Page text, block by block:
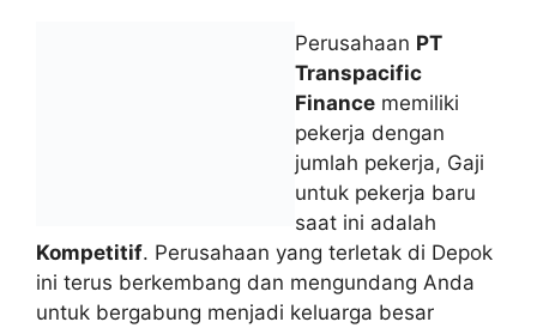
Perusahaan PT
Transpacific
Finance memiliki
pekerja dengan
jumlah pekerja, Gaji
untuk pekerja baru
saat ini adalah
Kompetitif. Perusahaan yang terletak di Depok
ini terus berkembang dan mengundang Anda
untuk bergabung menjadi keluarga besar